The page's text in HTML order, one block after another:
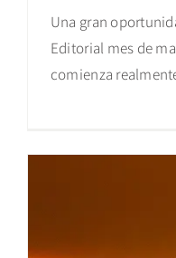
Una gran
Editorial mes de
comienza